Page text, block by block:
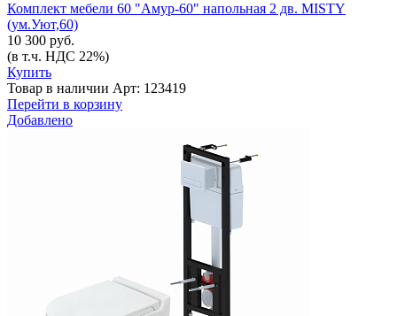
Комплект мебели 60 "Амур-60" напольная 2 дв. MISTY
(ум.Уют,60)
10 300 руб.
(в т.ч. НДС 22%)
Купить
Товар в наличии Арт: 123419
Перейти в корзину
Добавлено